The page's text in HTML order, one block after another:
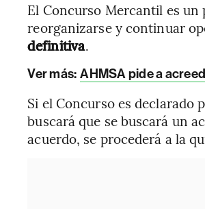
El Concurso Mercantil es un
reorganizarse y continuar
definitiva.
Ver más: AHMSA pide a
Si el Concurso es declarado
buscará que se buscará un
acuerdo, se procederá a la